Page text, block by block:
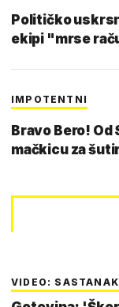
Političko
ekipi "mrse
IMPOTENTNI
Bravo Bero! Od
mačkicu za
VIDEO: